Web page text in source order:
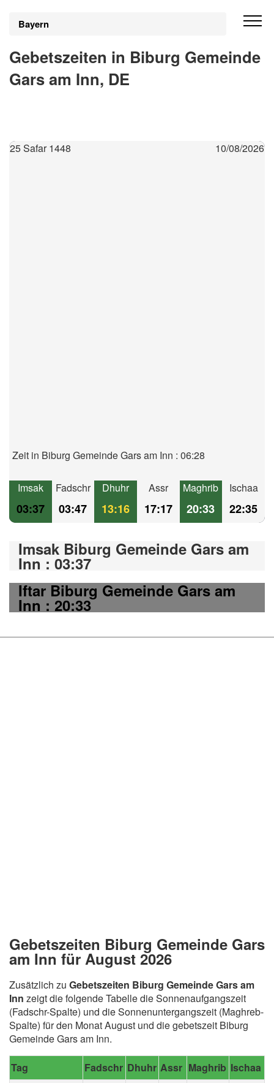
Bayern
Gebetszeiten in Biburg Gemeinde
Gars am Inn, DE
25 Safar 1448 10/08/2026
Zeit in Biburg Gemeinde Gars am Inn : 06:28
Imsak
03:37
Fadschr
03:47
Dhuhr
13:16
Assr
17:17
Maghrib
20:33
Ischaa
22:35
Imsak Biburg Gemeinde Gars am
Inn : 03:37
Iftar Biburg Gemeinde Gars am
Inn : 20:33
Gebetszeiten Biburg Gemeinde Gars
am Inn für August 2026
Zusätzlich zu Gebetszeiten Biburg Gemeinde Gars am
Inn zeigt die folgende Tabelle die Sonnenaufgangszeit
(Fadschr-Spalte) und die Sonnenuntergangszeit (Maghreb-
Spalte) für den Monat August und die gebetszeit Biburg
Gemeinde Gars am Inn.
Tag Fadschr Dhuhr Assr Maghrib Ischaa